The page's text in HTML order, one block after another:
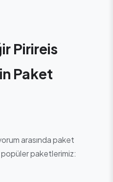
Pirireis
Paket
arasında paket
paketlerimiz: